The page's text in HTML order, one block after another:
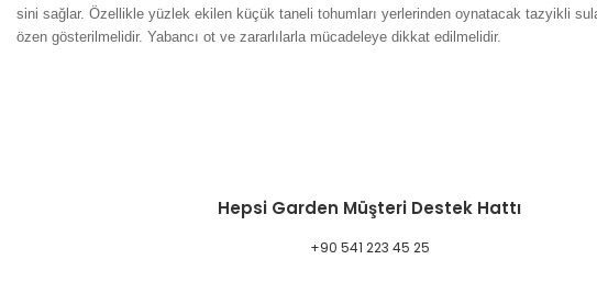
sini sağlar. Özellikle yüzlek ekilen küçük taneli tohumları yerlerinden oynatacak tazyikli
özen gösterilmelidir. Yabancı ot ve zararlılarla mücadeleye dikkat edilmelidir.
Ürün resmi kalitesiz, bozuk veya görüntülenemiyor.
Ürün açıklamasında eksik bilgiler bulunuyor.
Hepsi Garden Müşteri Destek Hattı
+90 541 223 45 25